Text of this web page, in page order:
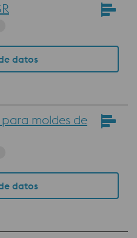
datos
moldes de
datos